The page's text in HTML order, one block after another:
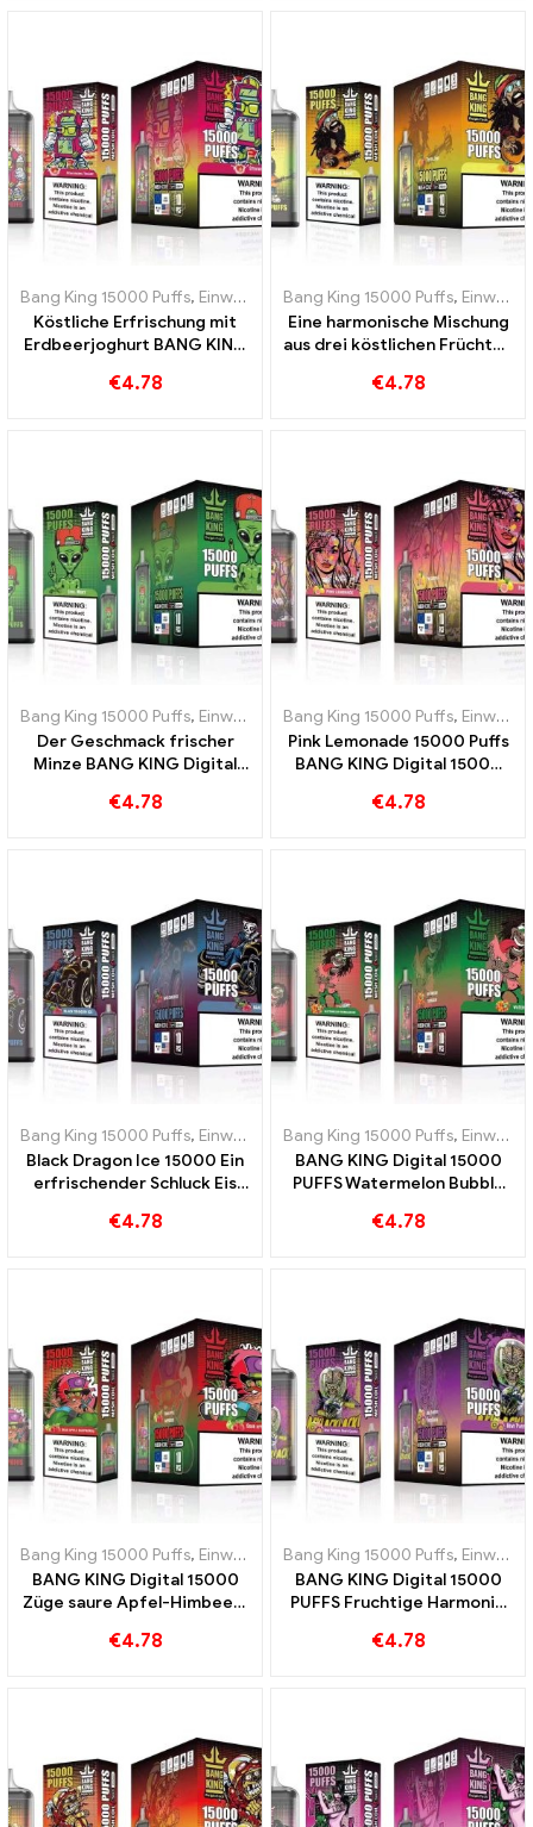
Bang King 15000 Puffs, Einweg-E-Zigaretten Schweden ,Einweg-
Köstliche Erfrischung mit
Erdbeerjoghurt BANG KING
€4.78
Bang King 15000 Puffs, Einweg-E-Zigaretten Schweden
Eine harmonische Mischung
aus drei köstlichen Früchten
BANG KING Digital 15000
€4.78
Bang King 15000 Puffs, Einweg-E-Zigaretten Schweden ,Einweg-
Der Geschmack frischer
Minze BANG KING Digital
15000 Puffs
€4.78
Bang King 15000 Puffs, Einweg-E-Zigaretten Schweden
Pink Lemonade 15000 Puffs
BANG KING Digital 15000
Erlebnis
€4.78
Bang King 15000 Puffs, Einweg-E-Zigaretten Schweden ,Einweg-
Black Dragon Ice 15000 Ein
erfrischender Schluck Eis
Digital 15000 PUFFS
€4.78
Bang King 15000 Puffs, Einweg-E-Zigaretten Schweden
BANG KING Digital 15000
PUFFS Watermelon Bubble
Ihren Gaumen verzaubern
€4.78
Bang King 15000 Puffs, Einweg-E-Zigaretten Schweden ,Einweg-
BANG KING Digital 15000
Züge saure Apfel-Himbeer-
Züge
€4.78
Bang King 15000 Puffs, Einweg-E-Zigaretten Schweden
BANG KING Digital 15000
PUFFS Fruchtige Harmonie
Guave
€4.78